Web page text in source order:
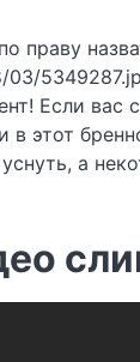
03/
Если вас
в этот
а